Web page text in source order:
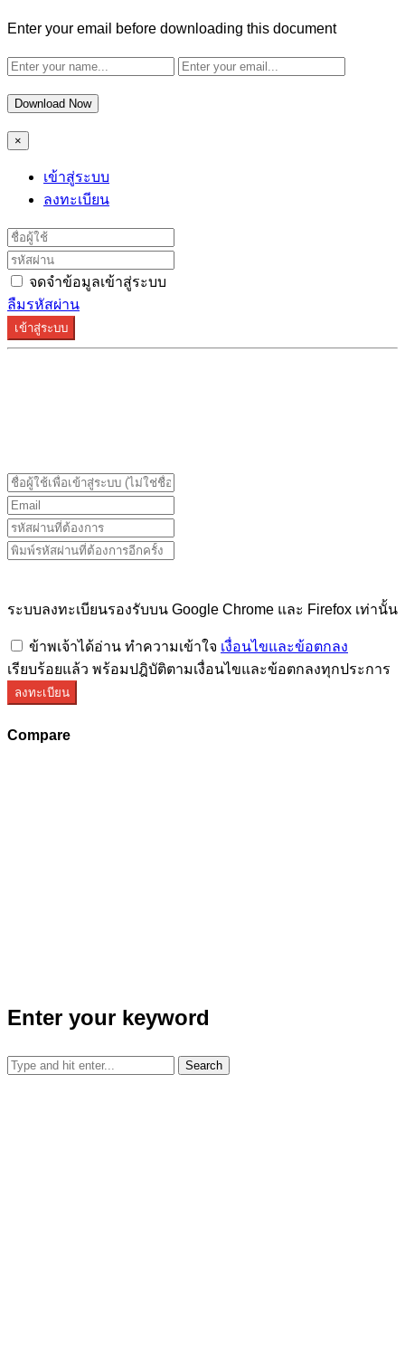
Enter your email before downloading this document
Download Now
×
เข้าสู่ระบบ
ลงทะเบียน
จดจำข้อมูลเข้าสู่ระบบ
ลืมรหัสผ่าน
เข้าสู่ระบบ
ระบบลงทะเบียนรองรับบน Google Chrome และ Firefox เท่านั้น
ข้าพเจ้าได้อ่าน ทำความเข้าใจ เงื่อนไขและข้อตกลง
เรียบร้อยแล้ว พร้อมปฎิบัติตามเงื่อนไขและข้อตกลงทุกประการ
ลงทะเบียน
Compare
Enter your keyword
Search